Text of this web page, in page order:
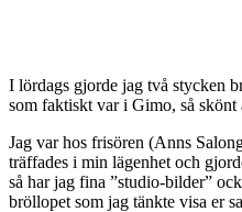
I lördags gjorde jag två stycken
som faktiskt var i Gimo, så skönt
Jag var hos frisören (Anns
träffades i min lägenhet och
så har jag fina ”studio-bilder”
bröllopet som jag tänkte visa er